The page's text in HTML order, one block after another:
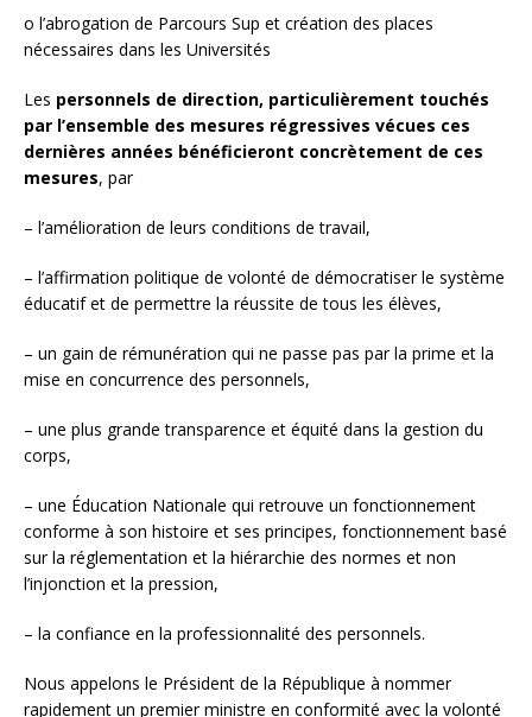
o l’abrogation de Parcours Sup et création des places
nécessaires dans les Universités
Les personnels de direction, particulièrement touchés
par l’ensemble des mesures régressives vécues ces
dernières années bénéficieront concrètement de ces
mesures, par
– l’amélioration de leurs conditions de travail,
– l’affirmation politique de volonté de démocratiser le système
éducatif et de permettre la réussite de tous les élèves,
– un gain de rémunération qui ne passe pas par la prime et la
mise en concurrence des personnels,
– une plus grande transparence et équité dans la gestion du
corps,
– une Éducation Nationale qui retrouve un fonctionnement
conforme à son histoire et ses principes, fonctionnement basé
sur la réglementation et la hiérarchie des normes et non
l’injonction et la pression,
– la confiance en la professionnalité des personnels.
Nous appelons le Président de la République à nommer
rapidement un premier ministre en conformité avec la volonté